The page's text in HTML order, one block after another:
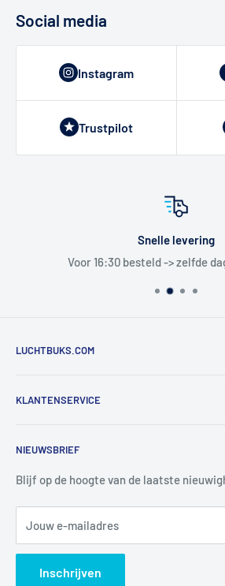
Social media
Instagram
Trustpilot
Snelle levering
Voor 16:30 besteld -> zelfde
LUCHTBUKS.COM
Utrechtlaan 9
Tel:+31 6 345 30 448
Mail:info@luchtbuks.com
KLANTENSERVICE
Informatie
Privacybeleid
Verzendbeleid
Search
NIEUWSBRIEF
Blijf op de hoogte van de laatste
Jouw e-mailadres
Inschrijven